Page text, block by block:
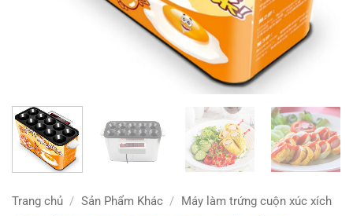
Trang chủ / Sản Phẩm Khác / Máy làm trứng cuộn xúc xích